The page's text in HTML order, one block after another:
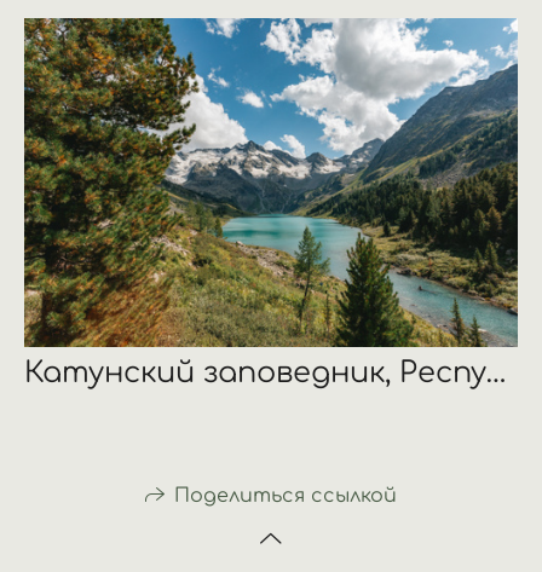
Катунский заповедник, Республика Алтай
Поделиться ссылкой